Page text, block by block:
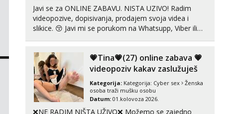
Lucija
Tel: 064/677-677- Kod: #136
Liliana
Razgovaram :)
Tel: 064/677-677- Kod: #69
tel:0,93€ - mob:1,12€ min
Obavijesti me kada se oslobodi
Javi se za ONLINE ZABAVU. NISTA UZIVO! Radim
videopozive, dopisivanja, prodajem svoja videa i
slikice. 😚 Javi mi se porukom na Whatsupp, Viber ili
💗Tina💗(27) online zabava 💗
videopoziv kakav zaslužuješ
Kategorija: Kategorija: Cyber sex
Ženska
osoba traži mušku osobu
Datum: 01.kolovoza 2026.
❌NE RADIM NIŠTA UŽIVO❌ Možemo se zajedno